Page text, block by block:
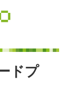
ドプ